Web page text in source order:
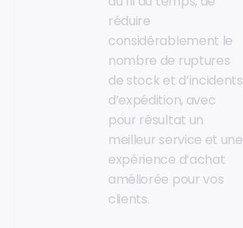
réduire
considérablement le
nombre de ruptures
de stock et d’incidents
d’expédition, avec
pour résultat un
meilleur service et une
expérience d’achat
améliorée pour vos
clients.